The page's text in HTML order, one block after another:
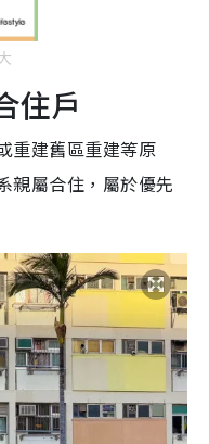
住戶
重建舊區重建等原
親屬合住，屬於優先